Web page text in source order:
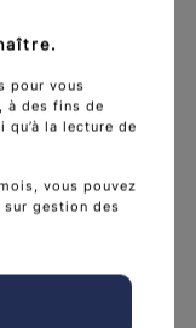
d'expertise
de l’État.
pour vous
à des fins de
la lecture de
vous pouvez
gestion des